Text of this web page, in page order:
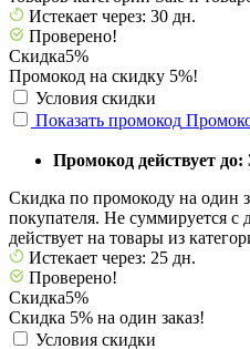
Истекает через: 30 дн.
Проверено!
Скидка5%
Промокод на скидку 5%!
Условия скидки
Показать промокод
Промокод действует до:
Скидка по промокоду на один
покупателя. Не суммируется с
действует на товары из
Истекает через: 25 дн.
Проверено!
Скидка5%
Скидка 5% на один заказ!
Условия скидки